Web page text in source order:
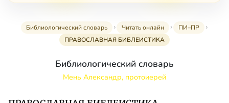
Библиологический словарь Читать онлайн
ПИ–ПР
ПРАВОСЛАВНАЯ БИБЛЕИСТИКА
Библиологический словарь
Мень Александр, протоиерей